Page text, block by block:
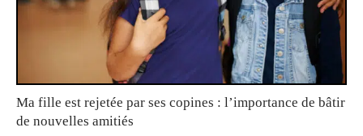
Ma fille est rejetée par ses copines : l’importance de bâtir
de nouvelles amitiés